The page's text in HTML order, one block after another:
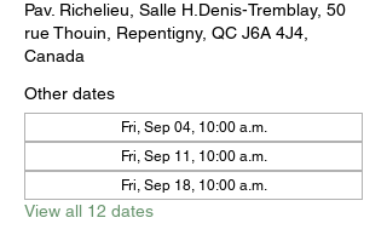
Pav. Richelieu, Salle H.Denis-Tremblay, 50
rue Thouin, Repentigny, QC J6A 4J4,
Canada
Other dates
Fri, Sep 04, 10:00 a.m.
Fri, Sep 11, 10:00 a.m.
Fri, Sep 18, 10:00 a.m.
View all 12 dates